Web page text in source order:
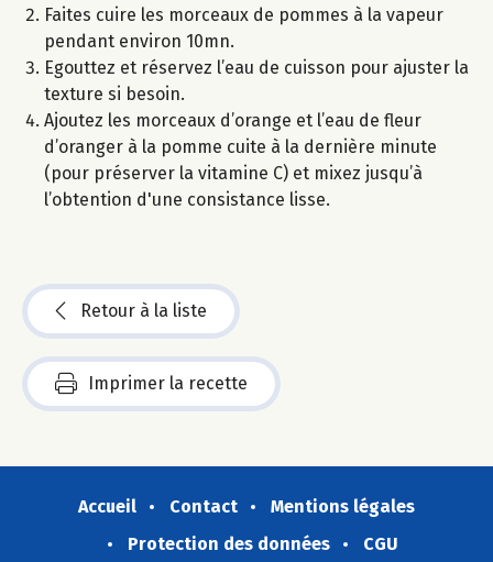
Faites cuire les morceaux de pommes à la vapeur
pendant environ 10mn.
Egouttez et réservez l’eau de cuisson pour ajuster la
texture si besoin.
Ajoutez les morceaux d’orange et l’eau de fleur
d’oranger à la pomme cuite à la dernière minute
(pour préserver la vitamine C) et mixez jusqu’à
l’obtention d'une consistance lisse.
Retour à la liste
Imprimer la recette
Accueil Contact
Mentions légales
Protection des données
CGU